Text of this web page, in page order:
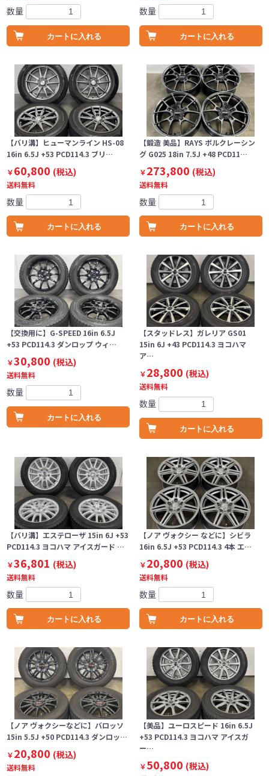
数量
カートに入れる
数量
カートに入れる
【バリ溝】ヒューマンライン HS-08
16in 6.5J +53 PCD114.3 ブリ…
￥60,800 (税込)
送料無料
数量
カートに入れる
【鍛造 美品】RAYS ボルクレーシン
グ G025 18in 7.5J +48 PCD11…
￥273,800 (税込)
送料無料
数量
カートに入れる
【交換用に】G-SPEED 16in 6.5J
+53 PCD114.3 ダンロップ ウィ…
￥30,800 (税込)
送料無料
数量
カートに入れる
【スタッドレス】ガレリア GS01
15in 6J +43 PCD114.3 ヨコハマ
ア…
￥28,800 (税込)
送料無料
数量
カートに入れる
【バリ溝】エステローザ 15in 6J +53
PCD114.3 ヨコハマ アイスガード …
￥36,801 (税込)
送料無料
数量
カートに入れる
【ノア ヴォクシー などに】シビラ
16in 6.5J +53 PCD114.3 4本 エ…
￥20,800 (税込)
送料無料
数量
カートに入れる
【ノア ヴォクシーなどに】バロッソ
15in 5.5J +50 PCD114.3 ダンロッ…
￥20,800 (税込)
送料無料
【美品】ユーロスピード 16in 6.5J
+53 PCD114.3 ヨコハマ アイスガ
ー…
￥50,800 (税込)